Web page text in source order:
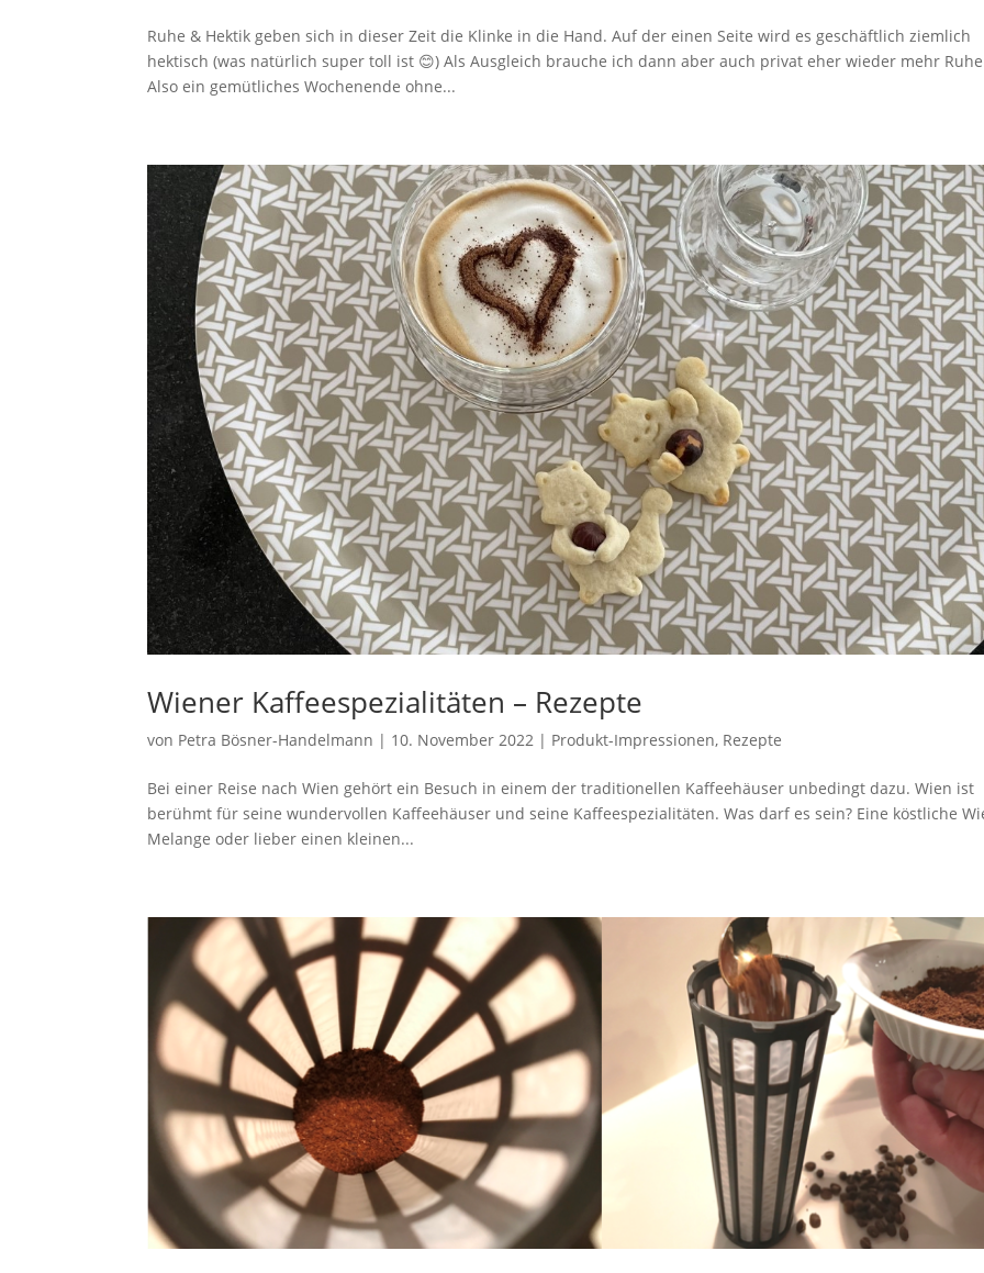
Ruhe & Hektik geben sich in dieser Zeit die Klinke in die Hand. Auf der einen Seite wird es geschäftlich ziemlich
hektisch (was natürlich super toll ist 😊) Als Ausgleich brauche ich dann aber auch privat eher wieder mehr
Also ein gemütliches Wochenende ohne...
Wiener Kaffeespezialitäten – Rezepte
von Petra Bösner-Handelmann | 10. November 2022 | Produkt-Impressionen, Rezepte
Bei einer Reise nach Wien gehört ein Besuch in einem der traditionellen Kaffeehäuser unbedingt dazu. Wien ist
berühmt für seine wundervollen Kaffeehäuser und seine Kaffeespezialitäten. Was darf es sein? Eine köstliche
Melange oder lieber einen kleinen...